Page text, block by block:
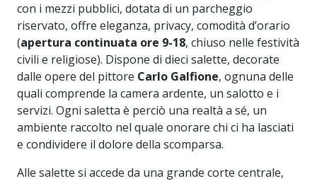
con i mezzi pubblici, dotata di un parcheggio
riservato, offre eleganza, privacy, comodità d’orario
(apertura continuata ore 9-18, chiuso nelle festività
civili e religiose). Dispone di dieci salette, decorate
dalle opere del pittore Carlo Galfione, ognuna delle
quali comprende la camera ardente, un salotto e i
servizi. Ogni saletta è perciò una realtà a sé, un
ambiente raccolto nel quale onorare chi ci ha lasciati
e condividere il dolore della scomparsa.
Alle salette si accede da una grande corte centrale,